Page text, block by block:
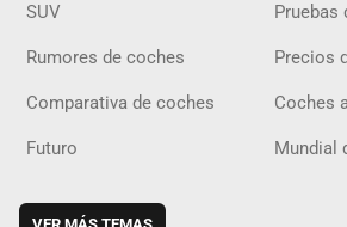
SUV Pruebas
Rumores de coches Precios
Comparativa de coches Coches
Futuro Mundial